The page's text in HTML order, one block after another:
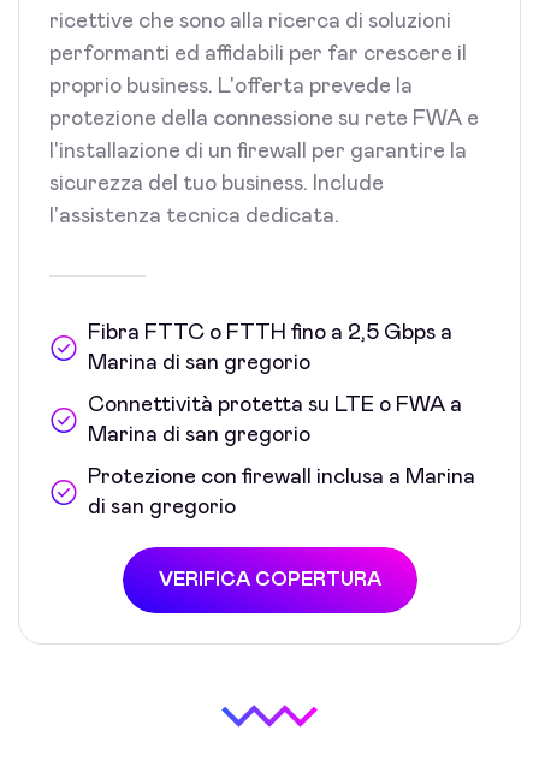
ricettive che sono alla ricerca di soluzioni
performanti ed affidabili per far crescere il
proprio business. L'offerta prevede la
protezione della connessione su rete FWA e
l'installazione di un firewall per garantire la
sicurezza del tuo business. Include
l'assistenza tecnica dedicata.
Fibra FTTC o FTTH fino a 2,5 Gbps a
Marina di san gregorio
Connettività protetta su LTE o FWA a
Marina di san gregorio
Protezione con firewall inclusa a Marina
di san gregorio
VERIFICA COPERTURA